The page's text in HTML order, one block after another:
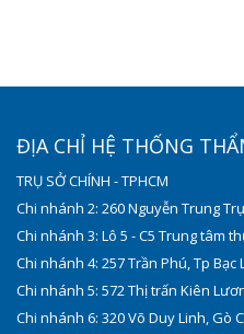
ĐỊA CHỈ HỆ THỐNG
TRỤ SỞ CHÍNH - TPHCM
Chi nhánh 2: 260 Nguyễn Trung
Chi nhánh 3: Lô 5 - C5 Trung tâm
Chi nhánh 4: 257 Trần Phú, Tp Bạc
Chi nhánh 5: 572 Thị trấn Kiên
Chi nhánh 6: 320 Võ Duy Linh, Gò